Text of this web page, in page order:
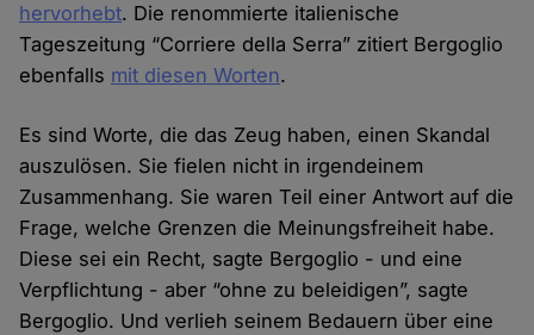
hervorhebt. Die renommierte italienische
Tageszeitung “Corriere della Serra” zitiert Bergoglio
ebenfalls mit diesen Worten.
Es sind Worte, die das Zeug haben, einen Skandal
auszulösen. Sie fielen nicht in irgendeinem
Zusammenhang. Sie waren Teil einer Antwort auf die
Frage, welche Grenzen die Meinungsfreiheit habe.
Diese sei ein Recht, sagte Bergoglio - und eine
Verpflichtung - aber “ohne zu beleidigen”, sagte
Bergoglio. Und verlieh seinem Bedauern über eine